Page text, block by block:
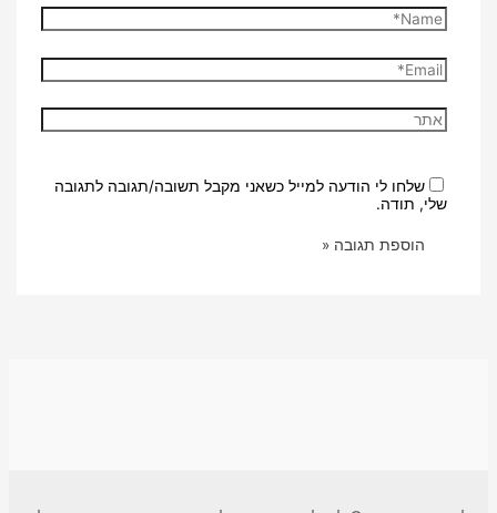
Name*
Email*
אתר
שלחו לי הודעה למייל כשאני מקבל תשובה/תגובה לתגובה
שלי, תודה.